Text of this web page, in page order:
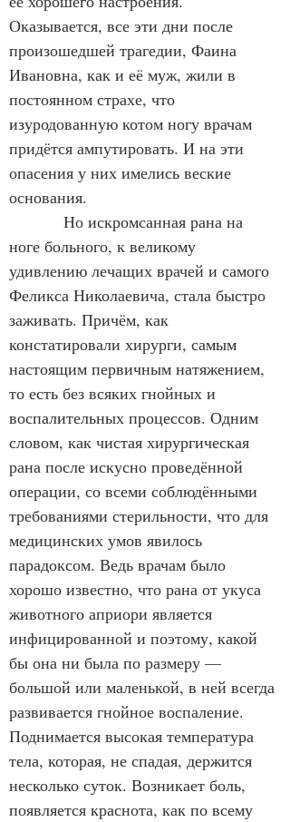
Оказывается, все эти дни после
произошедшей трагедии, Фаина
Ивановна, как и её муж, жили в
постоянном страхе, что
изуродованную котом ногу врачам
придётся ампутировать. И на эти
опасения у них имелись веские
основания.
ноге больного, к великому
удивлению лечащих врачей и самого
Феликса Николаевича, стала быстро
заживать. Причём, как
констатировали хирурги, самым
настоящим первичным натяжением,
то есть без всяких гнойных и
воспалительных процессов. Одним
словом, как чистая хирургическая
рана после искусно проведённой
операции, со всеми соблюдёнными
требованиями стерильности, что для
медицинских умов явилось
парадоксом. Ведь врачам было
хорошо известно, что рана от укуса
животного априори является
инфицированной и поэтому, какой
бы она ни была по размеру —
большой или маленькой, в ней всегда
развивается гнойное воспаление.
Поднимается высокая температура
тела, которая, не спадая, держится
несколько суток. Возникает боль,
появляется краснота, как по всему